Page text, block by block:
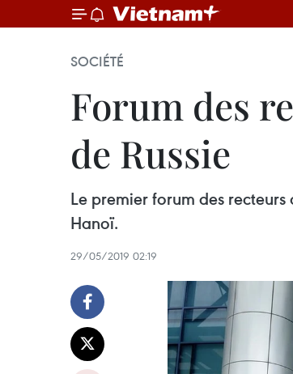
SOCIÉTÉ
Forum des
de Russie
Le premier forum des recteurs
Hanoï.
29/05/2019 02:19